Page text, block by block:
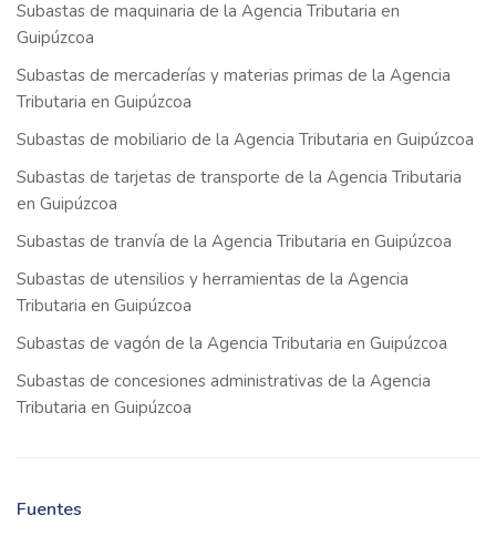
Subastas de maquinaria de la Agencia Tributaria en
Guipúzcoa
Subastas de mercaderías y materias primas de la Agencia
Tributaria en Guipúzcoa
Subastas de mobiliario de la Agencia Tributaria en Guipúzcoa
Subastas de tarjetas de transporte de la Agencia Tributaria
en Guipúzcoa
Subastas de tranvía de la Agencia Tributaria en Guipúzcoa
Subastas de utensilios y herramientas de la Agencia
Tributaria en Guipúzcoa
Subastas de vagón de la Agencia Tributaria en Guipúzcoa
Subastas de concesiones administrativas de la Agencia
Tributaria en Guipúzcoa
Fuentes